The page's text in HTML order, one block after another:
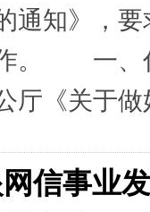
通知》，
。 一、
厅《关于
信事业